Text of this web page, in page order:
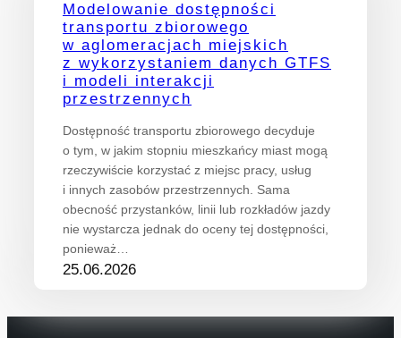
Modelowanie dostępności
transportu zbiorowego
w aglomeracjach miejskich
z wykorzystaniem danych GTFS
i modeli interakcji
przestrzennych
Dostępność transportu zbiorowego decyduje
o tym, w jakim stopniu mieszkańcy miast mogą
rzeczywiście korzystać z miejsc pracy, usług
i innych zasobów przestrzennych. Sama
obecność przystanków, linii lub rozkładów jazdy
nie wystarcza jednak do oceny tej dostępności,
ponieważ…
25.06.2026